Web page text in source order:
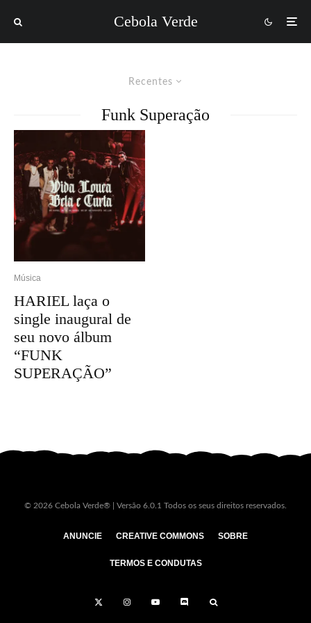
Cebola Verde
Recentes
Funk Superação
Música
HARIEL laça o
single inaugural de
seu novo álbum
“FUNK
SUPERAÇÃO”
© 2026 Cebola Verde® | Versão 6.0.1 Todos os seus direitos reservados.
ANUNCIE CREATIVE COMMONS SOBRE
TERMOS E CONDUTAS